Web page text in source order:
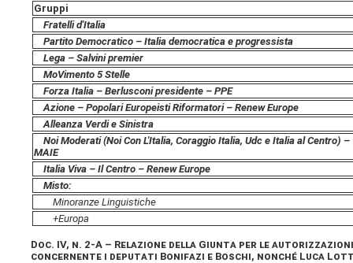
Gruppi
Fratelli d'Italia
Partito Democratico – Italia democratica e progressista
Lega – Salvini premier
MoVimento 5 Stelle
Forza Italia – Berlusconi presidente – PPE
Azione – Popolari Europeisti Riformatori – Renew Europe
Alleanza Verdi e Sinistra
Noi Moderati (Noi Con L'Italia, Coraggio Italia, Udc e Italia al Centro) –
MAIE
Italia Viva – Il Centro – Renew Europe
Misto:
Minoranze Linguistiche
+Europa
Doc. IV, n. 2-A – Relazione della Giunta per le
concernente i deputati Bonifazi e Boschi, nonché Luca